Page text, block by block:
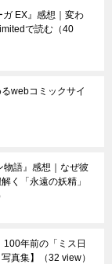
EX』感想｜変わ
で読む （40
webコミックサイ
物語』感想｜なぜ彼
く「永遠の妖精」
100年前の「ミス日
真集】
（32 view）